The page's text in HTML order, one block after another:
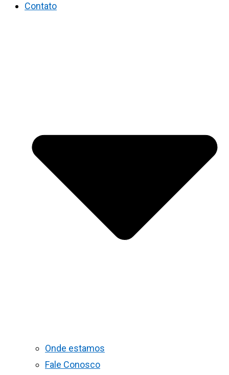
Contato
Onde estamos
Fale Conosco